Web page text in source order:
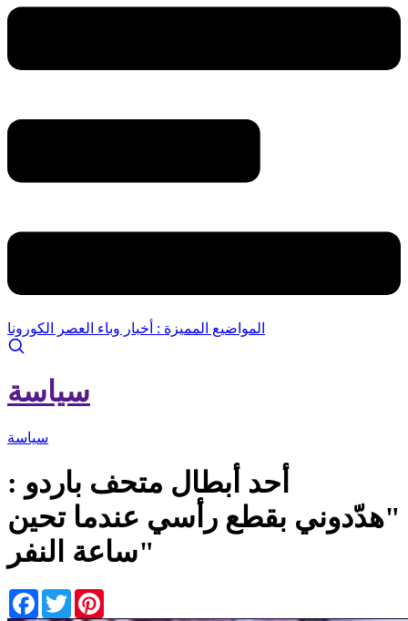
المواضيع المميزة : أخبار وباء العصر الكورونا
سياسة
سياسة
أحد أبطال متحف باردو :
"هدّدوني بقطع رأسي عندما تحين
ساعة النفر"
Facebook
Twitter